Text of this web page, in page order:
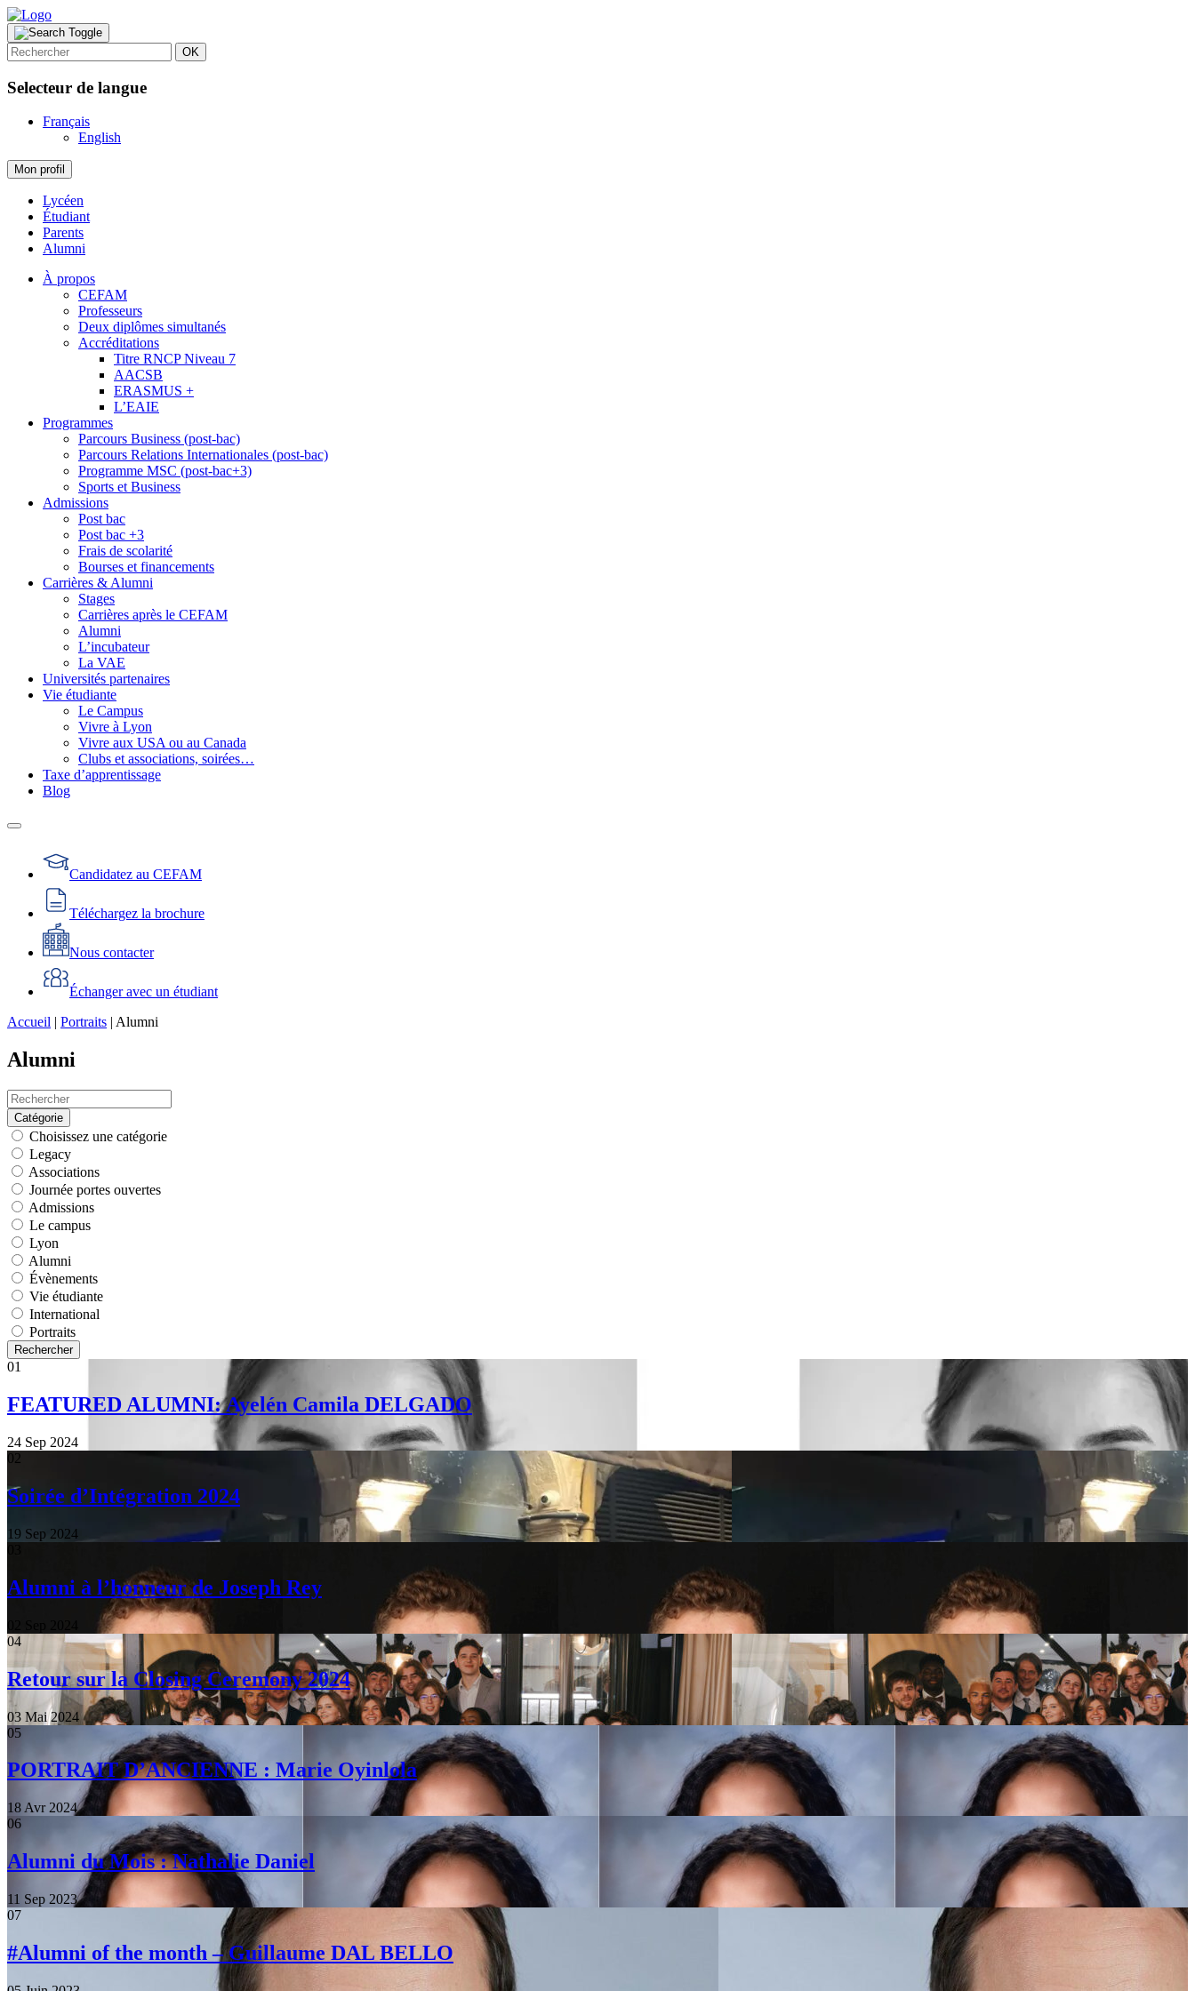
OK
Selecteur de langue
Français
English
Mon profil
Lycéen
Étudiant
Parents
Alumni
À propos
CEFAM
Professeurs
Deux diplômes simultanés
Accréditations
Titre RNCP Niveau 7
AACSB
ERASMUS +
L’EAIE
Programmes
Parcours Business (post-bac)
Parcours Relations Internationales (post-bac)
Programme MSC (post-bac+3)
Sports et Business
Admissions
Post bac
Post bac +3
Frais de scolarité
Bourses et financements
Carrières & Alumni
Stages
Carrières après le CEFAM
Alumni
L’incubateur
La VAE
Universités partenaires
Vie étudiante
Le Campus
Vivre à Lyon
Vivre aux USA ou au Canada
Clubs et associations, soirées…
Taxe d’apprentissage
Blog
Candidatez au CEFAM
Téléchargez la brochure
Nous contacter
Échanger avec un étudiant
Accueil | Portraits | Alumni
Alumni
Catégorie
Choisissez une catégorie
Legacy
Associations
Journée portes ouvertes
Admissions
Le campus
Lyon
Alumni
Évènements
Vie étudiante
International
Portraits
Rechercher
01
FEATURED ALUMNI: Ayelén Camila DELGADO
24 Sep 2024
02
Soirée d’Intégration 2024
19 Sep 2024
Alumni à l’honneur de Joseph Rey
04
Retour sur la Closing Ceremony 2024
03 Mai 2024
05
PORTRAIT D’ANCIENNE : Marie Oyinlola
18 Avr 2024
06
Alumni du Mois : Nathalie Daniel
11 Sep 2023
07
#Alumni of the month – Guillaume DAL BELLO